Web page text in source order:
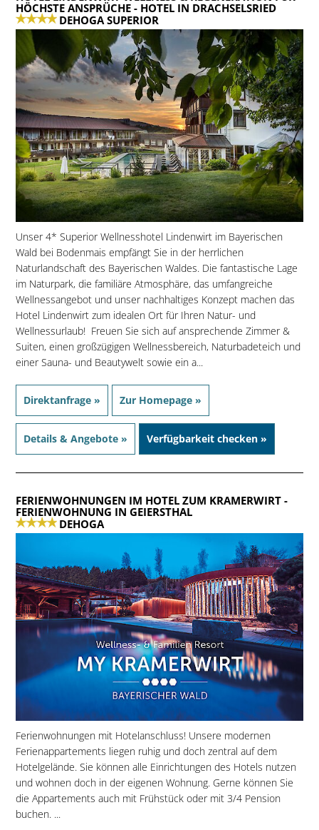
HÖCHSTE ANSPRÜCHE- HOTEL IN DRACHSELSRIED
DEHOGA SUPERIOR
Unser 4* Superior Wellnesshotel Lindenwirt im Bayerischen
Wald bei Bodenmais empfängt Sie in der herrlichen
Naturlandschaft des Bayerischen Waldes. Die fantastische Lage
im Naturpark, die familiäre Atmosphäre, das umfangreiche
Wellnessangebot und unser nachhaltiges Konzept machen das
Hotel Lindenwirt zum idealen Ort für Ihren Natur- und
Wellnessurlaub! Freuen Sie sich auf ansprechende Zimmer &
Suiten, einen großzügigen Wellnessbereich, Naturbadeteich und
einer Sauna- und Beautywelt sowie ein a...
Direktanfrage » Zur Homepage »
Details & Angebote » Verfügbarkeit checken »
FERIENWOHNUNGEN IM HOTEL ZUM KRAMERWIRT-
FERIENWOHNUNG IN GEIERSTHAL
DEHOGA
Ferienwohnungen mit Hotelanschluss! Unsere modernen
Ferienappartements liegen ruhig und doch zentral auf dem
Hotelgelände. Sie können alle Einrichtungen des Hotels nutzen
und wohnen doch in der eigenen Wohnung. Gerne können Sie
die Appartements auch mit Frühstück oder mit 3/4 Pension
buchen. ...